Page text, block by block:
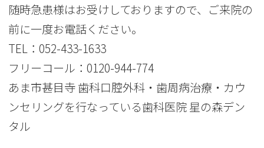
随時急患様はお受けしておりますので、ご来院の
前に一度お電話ください。
TEL：052-433-1633
フリーコール：0120-944-774
あま市甚目寺 歯科口腔外科・歯周病治療・カウ
ンセリングを行なっている歯科医院 星の森デン
タル